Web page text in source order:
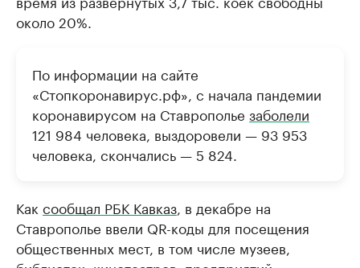
около 20%.
По информации на сайте
«Стопкоронавирус.рф», с начала пандемии
коронавирусом на Ставрополье заболели
121 984 человека, выздоровели — 93 953
человека, скончались — 5 824.
Как сообщал РБК Кавказ, в декабре на
Ставрополье ввели QR-коды для посещения
общественных мест, в том числе музеев,